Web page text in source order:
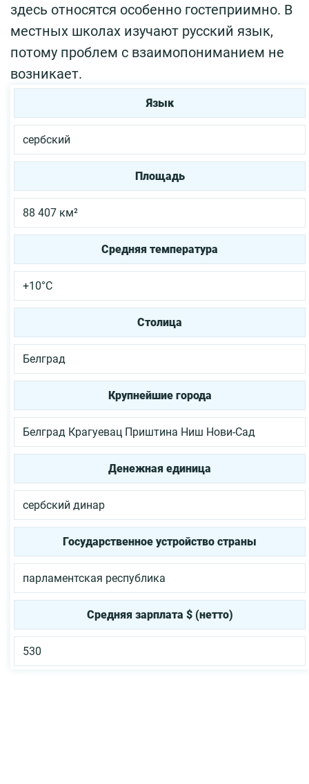
здесь относятся особенно гостеприимно. В
местных школах изучают русский язык,
потому проблем с взаимопониманием не
возникает.
Язык
сербский
Площадь
88 407 км²
Средняя температура
+10°C
Столица
Белград
Крупнейшие города
Белград Крагуевац Приштина Ниш Нови-Сад
Денежная единица
сербский динар
Государственное устройство страны
парламентская республика
Средняя зарплата $ (нетто)
530